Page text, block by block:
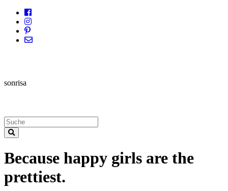
sonrisa
Because happy girls are the
prettiest.